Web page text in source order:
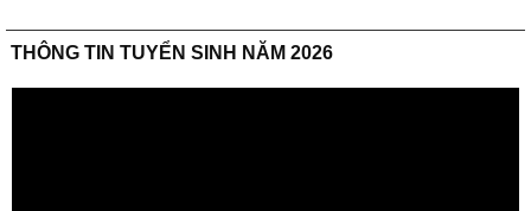
THÔNG TIN TUYỂN SINH NĂM 2026